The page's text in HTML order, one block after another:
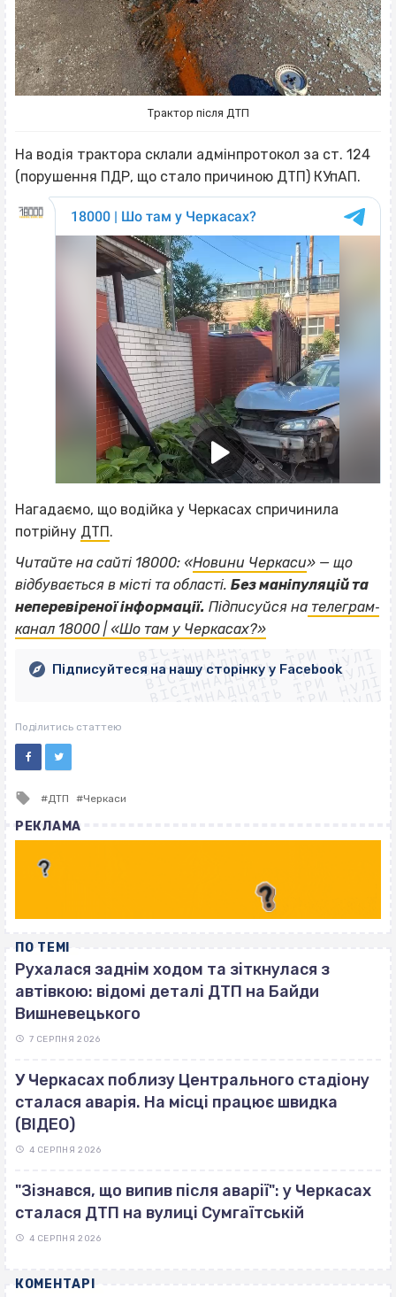
Трактор після ДТП
На водія трактора склали адмінпротокол за ст. 124
(порушення ПДР, що стало причиною ДТП) КУпАП.
Нагадаємо, що водійка у Черкасах спричинила
потрійну ДТП.
Читайте на сайті 18000: «Новини Черкаси» — що
відбувається в місті та області. Без маніпуляцій та
неперевіреної інформації. Підписуйся на телеграм‐
канал 18000 | «Шо там у Черкасах?»
ВІСІМНАДЦЯТЬ ТРИ НУЛІ
ВІСІМНАДЦЯТЬ ТРИ НУЛІ
ВІСІМНАДЦЯТЬ ТРИ НУЛІ
ВІСІМНАДЦЯТЬ ТРИ НУЛІ
ВІСІМНАДЦЯТЬ ТРИ НУЛІ
ВІСІМНАДЦЯТЬ ТРИ НУЛІ
ВІСІМНАДЦЯТЬ ТРИ НУЛІ
ВІСІМНАДЦЯТЬ ТРИ НУЛІ
Підписуйтеся на нашу сторінку у Facebook
Поділитись статтею
Tagged
ДТП Черкаси
РЕКЛАМА
ПО ТЕМІ
Рухалася заднім ходом та зіткнулася з
автівкою: відомі деталі ДТП на Байди
Вишневецького
7 СЕРПНЯ 2026
У Черкасах поблизу Центрального стадіону
сталася аварія. На місці працює швидка
(ВІДЕО)
4 СЕРПНЯ 2026
"Зізнався, що випив після аварії": у Черкасах
сталася ДТП на вулиці Сумгаїтській
4 СЕРПНЯ 2026
КОМЕНТАРІ